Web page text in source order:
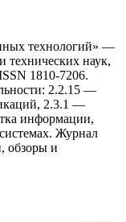
теxнологий» —
технических наук,
1810-7206.
2.2.15 —
2.3.1 —
информации,
Журнал
обзоры и